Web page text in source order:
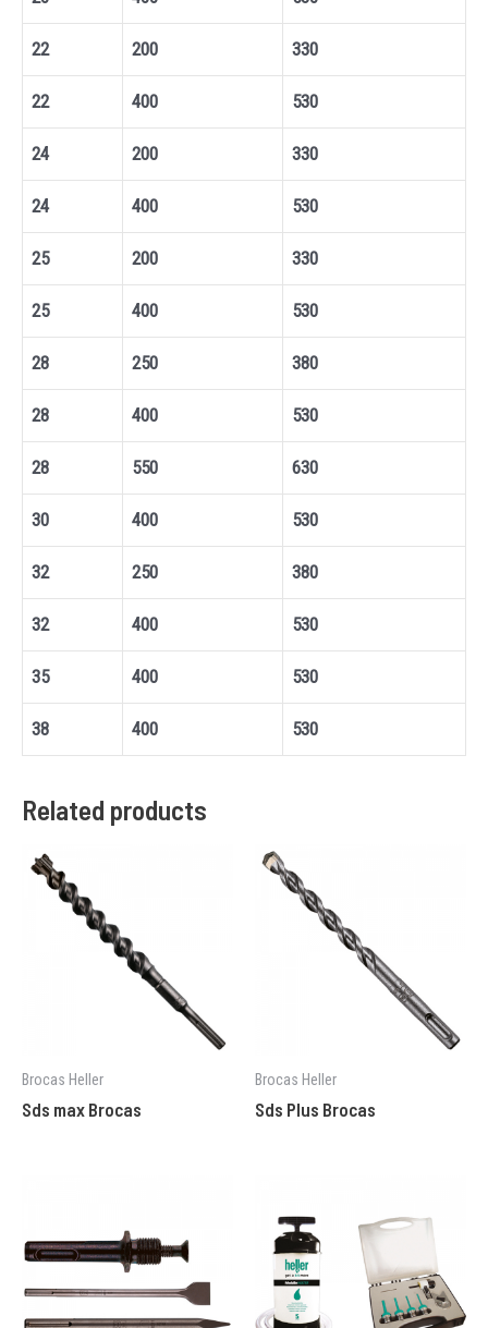
22 200 330
22 400 530
24 200 330
24 400 530
25 200 330
25 400 530
28 250 380
28 400 530
28 550 630
30 400 530
32 250 380
32 400 530
35 400 530
38 400 530
Related products
Brocas Heller
Sds max Brocas
Brocas Heller
Sds Plus Brocas